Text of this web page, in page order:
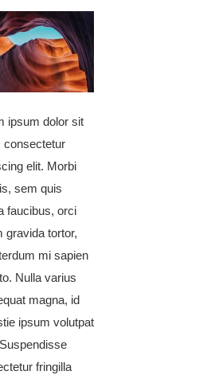
ipsum dolor sit
consectetur
elit. Morbi
sem quis
faucibus, orci
gravida tortor,
mi sapien
Nulla varius
magna, id
ipsum volutpat
fringilla